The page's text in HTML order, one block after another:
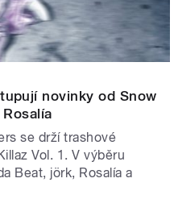
novinky od Snow
se drží trashové
Vol. 1. V výběru
Beat, jörk, Rosalía a